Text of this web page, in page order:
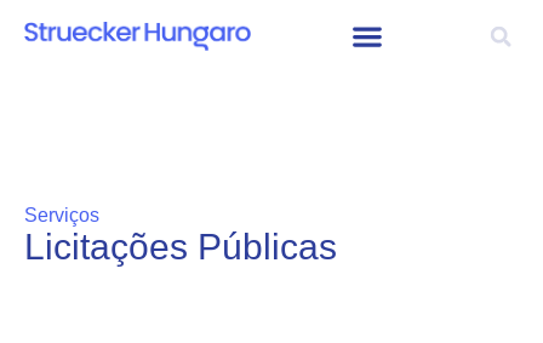
Serviços
Licitações Públicas